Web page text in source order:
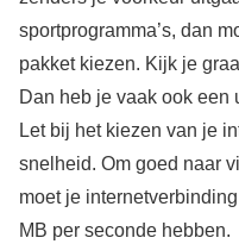
sportprogramma’s, dan
pakket kiezen. Kijk je
Dan heb je vaak ook een
Let bij het kiezen van je
snelheid. Om goed naar
moet je
MB per seconde hebben.